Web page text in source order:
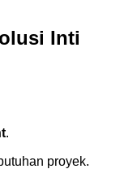
Inti
.
proyek.